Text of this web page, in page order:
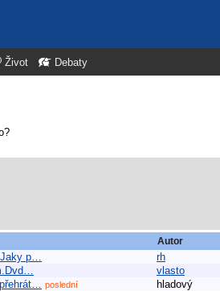
Život Debaty
Autor
p… rh
vlasto
poslední hladový